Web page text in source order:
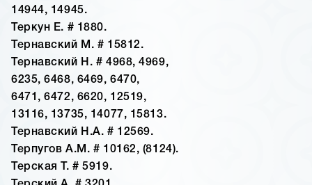
14944, 14945.
Теркун Е. # 1880.
Тернавский М. # 15812.
Тернавский Н. # 4968, 4969,
6235, 6468, 6469, 6470,
6471, 6472, 6620, 12519,
13116, 13735, 14077, 15813.
Тернавский Н.А. # 12569.
Терпугов А.М. # 10162, (8124).
Терская Т. # 5919.